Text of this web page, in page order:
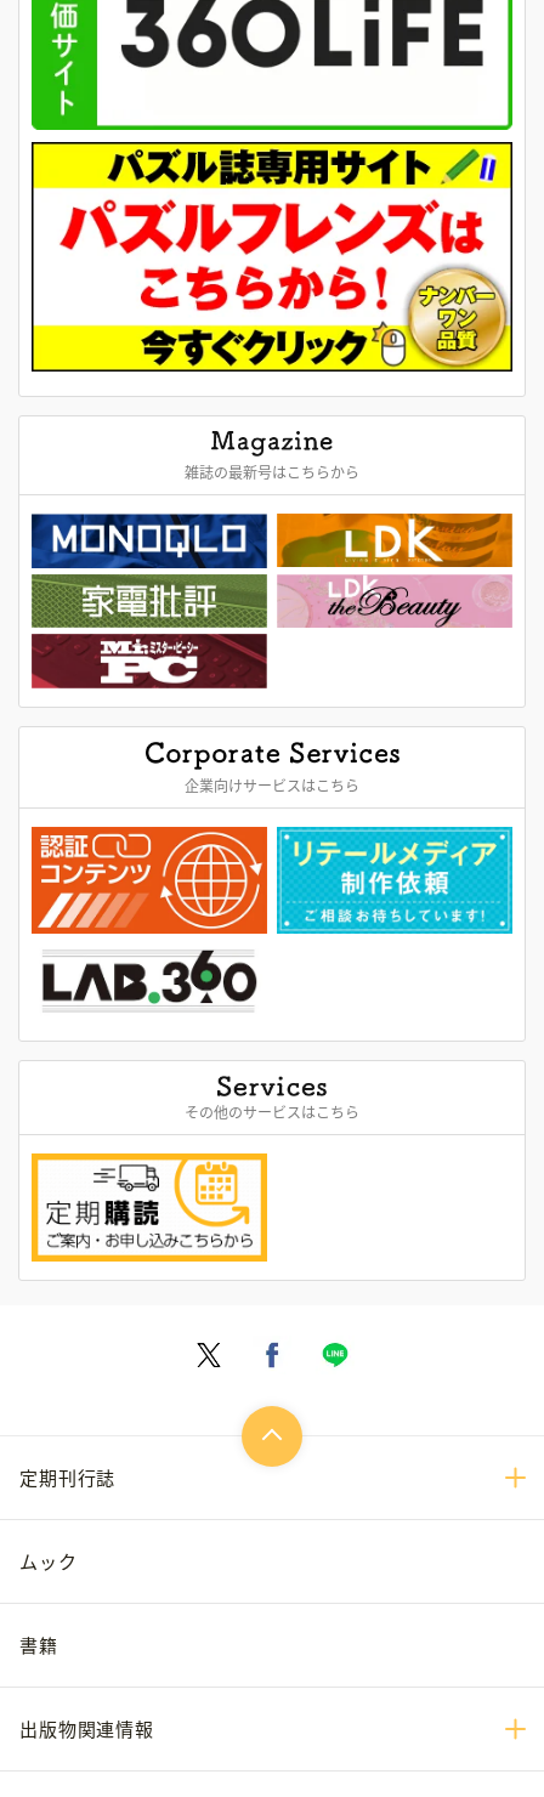
雑誌の最新号はこちらから
企業向けサービスはこちら
その他のサービスはこちら
定期刊行誌
ムック
書籍
出版物関連情報